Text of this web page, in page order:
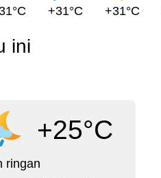
+31°C +31°C
ini
+25°C
ringan